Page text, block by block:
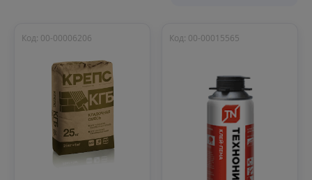
Код: 00-00006206 Код: 00-00015565